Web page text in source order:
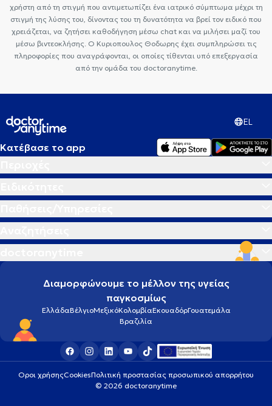
χρήστη από τη στιγμή που αντιμετωπίζει ένα ιατρικό σύμπτωμα μέχρι τη
στιγμή της λύσης του, δίνοντας του τη δυνατότητα να βρεί τον ειδικό που
χρειάζεται, να ζητήσει καθοδήγηση μέσω chat και να μιλήσει μαζί του
μέσω βιντεοκλήσης. Ο Κυριοπουλος Θοδωρης έχει συμπληρώσει τις
πληροφορίες που αναγράφονται, οι οποίες τίθενται υπό επεξεργασία
από την ομάδα του doctoranytime.
EL
Κατέβασε το app
Διαμορφώνουμε το μέλλον της υγείας
παγκοσμίως
ΕλλάδαΒέλγιοΜεξικόΚολομβίαΕκουαδόρΓουατεμάλα
Βραζιλία
Οροι χρήσηςCookiesΠολιτική προστασίας προσωπικού απορρήτου
© 2026 doctoranytime